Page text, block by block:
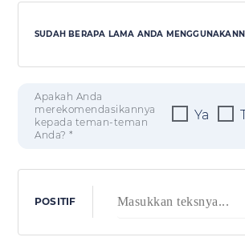
SUDAH BERAPA LAMA ANDA
Apakah Anda
merekomendasikannya
kepada teman-teman
Anda? *
Ya
POSITIF